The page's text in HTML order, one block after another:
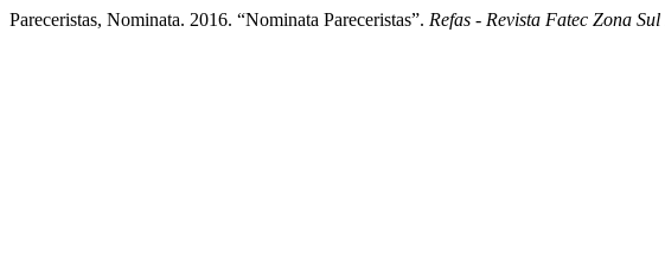
Pareceristas, Nominata. 2016. “Nominata Pareceristas”. Refas - Revista Fatec Zona Sul